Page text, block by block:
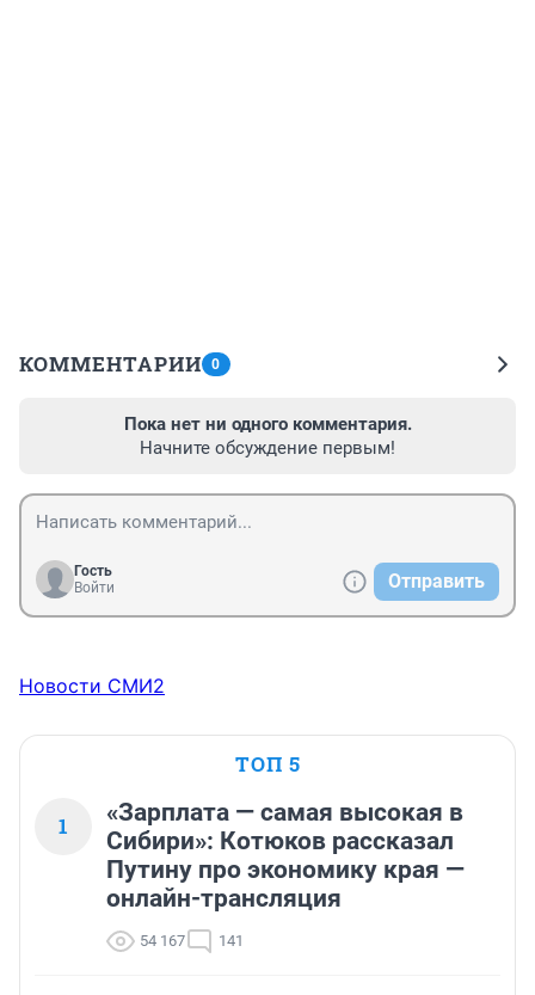
КОММЕНТАРИИ 0
Пока нет ни одного комментария.
Начните обсуждение первым!
Гость
Войти
Отправить
Новости СМИ2
ТОП 5
1
«Зарплата — самая высокая в
Сибири»: Котюков рассказал
Путину про экономику края —
онлайн-трансляция
54 167 141